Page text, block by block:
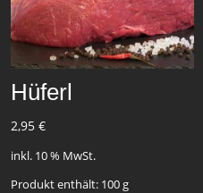
Hüferl
2,95 €
inkl. 10 % MwSt.
Produkt enthält: 100g